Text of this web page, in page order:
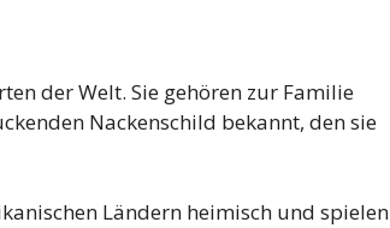
der Welt. Sie gehören zur Familie
Nackenschild bekannt, den sie
Ländern heimisch und spielen